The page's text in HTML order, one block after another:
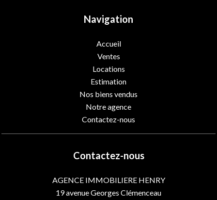
Navigation
Accueil
Ventes
Locations
Estimation
Nos biens vendus
Notre agence
Contactez-nous
Contactez-nous
AGENCE IMMOBILIERE HENRY
19 avenue Georges Clémenceau